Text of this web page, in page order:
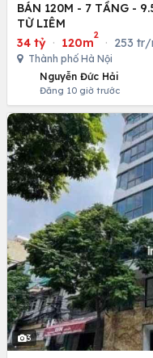
BÁN 120M - 7 TẦNG -
TỪ LIÊM
34 tỷ · 120m
2
· 253 tr/
Thành phố Hà Nội
Nguyễn Đức Hải
Đăng 10 giờ trước
3